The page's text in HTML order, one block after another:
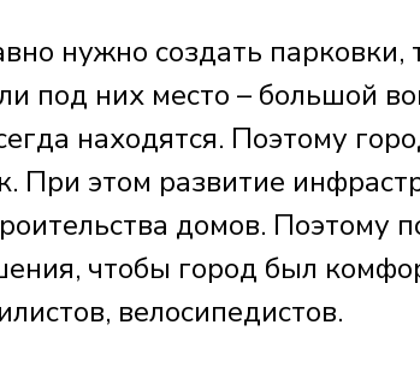
нужно создать парковки,
под них место – большой
находятся. Поэтому
При этом развитие
домов. Поэтому
чтобы город был
велосипедистов.